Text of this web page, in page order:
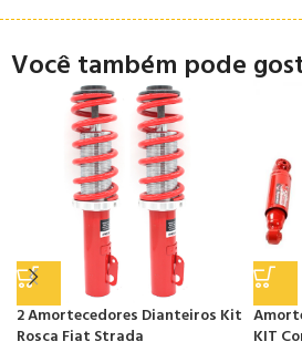
Você também pode
2 Amortecedores Dianteiros Kit
Rosca Fiat Strada
KIT